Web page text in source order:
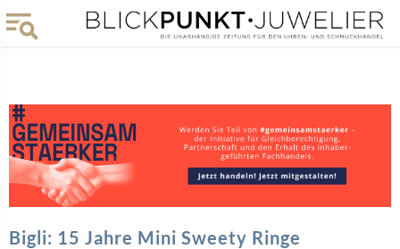
Bigli: 15 Jahre Mini Sweety Ringe